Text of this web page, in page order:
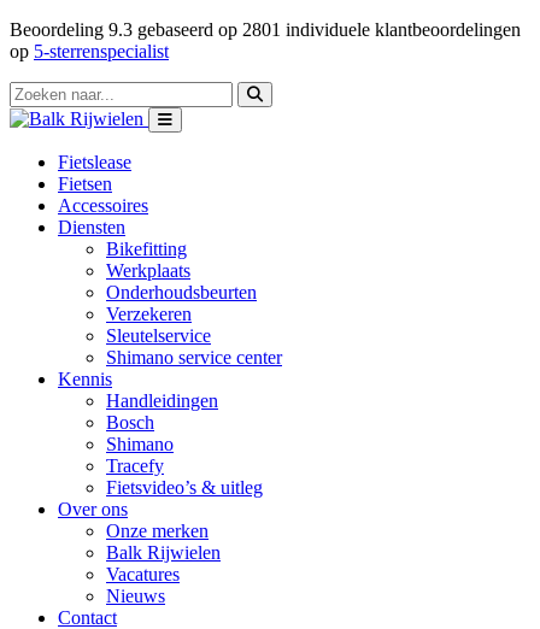
Beoordeling 9.3 gebaseerd op 2801 individuele klantbeoordelingen
op 5-sterrenspecialist
Fietslease
Fietsen
Accessoires
Diensten
Bikefitting
Werkplaats
Onderhoudsbeurten
Verzekeren
Sleutelservice
Shimano service center
Kennis
Handleidingen
Bosch
Shimano
Tracefy
Fietsvideo’s & uitleg
Over ons
Onze merken
Balk Rijwielen
Vacatures
Nieuws
Contact